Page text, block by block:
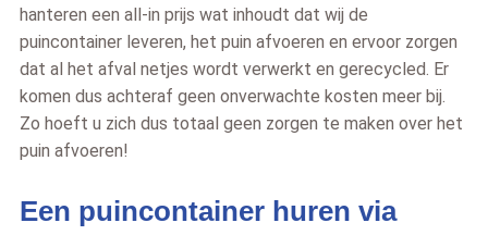
hanteren een all-in prijs wat inhoudt dat wij de
puincontainer leveren, het puin afvoeren en ervoor zorgen
dat al het afval netjes wordt verwerkt en gerecycled. Er
komen dus achteraf geen onverwachte kosten meer bij.
Zo hoeft u zich dus totaal geen zorgen te maken over het
puin afvoeren!
Een puincontainer huren via